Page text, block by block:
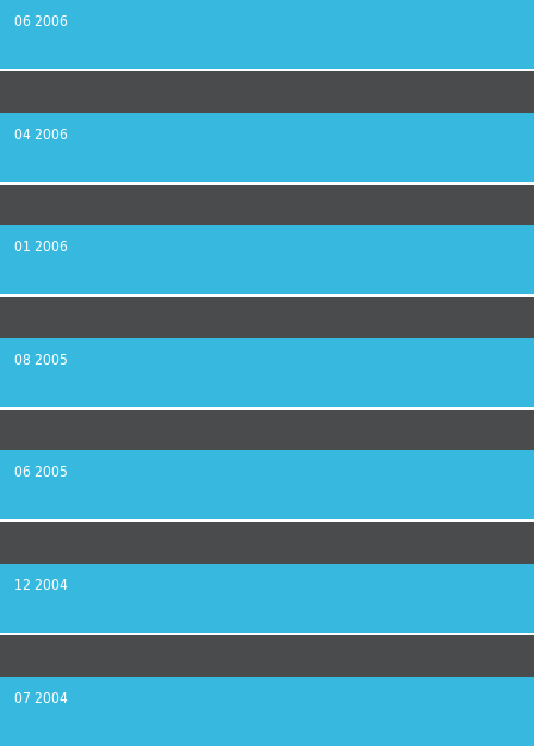
06 2006
04 2006
01 2006
08 2005
06 2005
12 2004
07 2004